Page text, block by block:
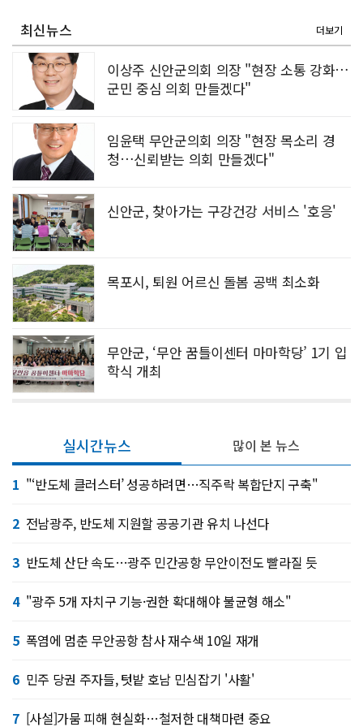
최신뉴스 더보기
이상주 신안군의회 의장 "현장 소통 강화…
군민 중심 의회 만들겠다"
임윤택 무안군의회 의장 "현장 목소리 경
청…신뢰받는 의회 만들겠다"
신안군, 찾아가는 구강건강 서비스 '호응'
목포시, 퇴원 어르신 돌봄 공백 최소화
무안군, ‘무안 꿈틀이센터 마마학당’ 1기 입
학식 개최
실시간뉴스
1 "‘반도체 클러스터’ 성공하려면…직주락 복합단지 구축"
2 전남광주, 반도체 지원할 공공기관 유치 나선다
3 반도체 산단 속도…광주 민간공항 무안이전도 빨라질 듯
4 "광주 5개 자치구 기능·권한 확대해야 불균형 해소"
5 폭염에 멈춘 무안공항 참사 재수색 10일 재개
6 민주 당권 주자들, 텃밭 호남 민심잡기 '사활'
7 [사설]가뭄 피해 현실화…철저한 대책마련 중요
많이 본 뉴스